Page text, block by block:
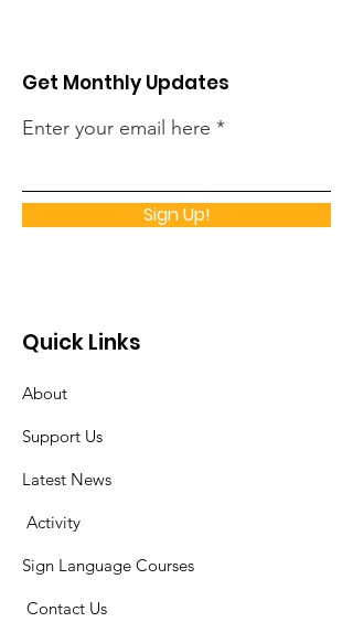
Get Monthly Updates
Enter your email here
Sign Up!
Quick Links
About
Support Us
Latest News
Activity
Sign Language Courses
​ Contact Us